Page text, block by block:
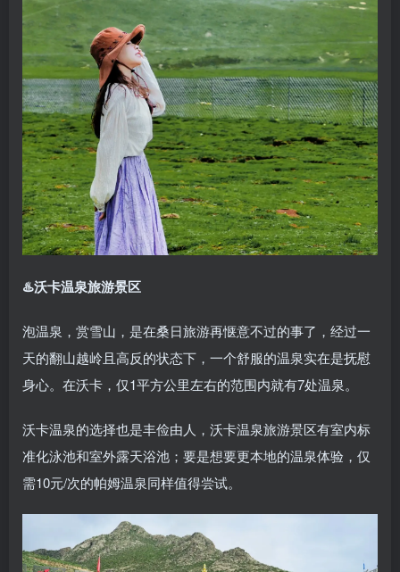
♨️沃卡温泉旅游景区
泡温泉，赏雪山，是在桑日旅游再惬意不过的事了，经过一
天的翻山越岭且高反的状态下，一个舒服的温泉实在是抚慰
身心。在沃卡，仅1平方公里左右的范围内就有7处温泉。
沃卡温泉的选择也是丰俭由人，沃卡温泉旅游景区有室内标
准化泳池和室外露天浴池；要是想要更本地的温泉体验，仅
需10元/次的帕姆温泉同样值得尝试。